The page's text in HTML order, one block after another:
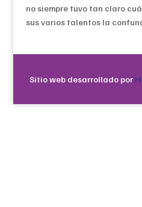
no siempre tuvo tan claro
sus varios talentos la
Sitio web desarrollado por